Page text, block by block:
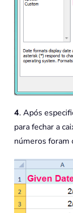
4. Após
para fechar a
números foram